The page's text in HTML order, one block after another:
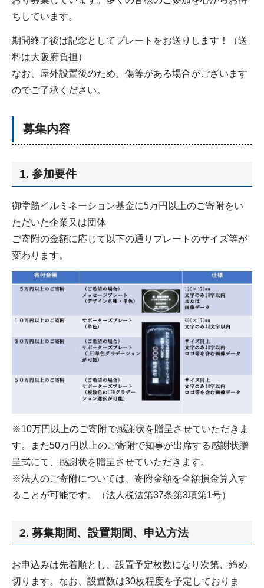
ちしています。
期間終了後は記念としてプレートをお送りします！（送
料は大阪府負担）
なお、屋外設置後のため、傷等がある場合がございます
のでご了承ください。
募集内容
1. 参加要件
御堂筋イルミネーション基金に5万円以上のご寄附をい
ただいた企業又は団体
ご寄附の金額に応じて以下の通りプレートのサイズ等が
変わります。
※10万円以上のご寄附で感謝状を贈呈させていただきま
す。また50万円以上のご寄附で知事が出席する感謝状贈
呈式にて、感謝状を贈呈させていただきます。
※法人のご寄附については、寄附金額を全額損金算入す
ることが可能です。（法人税法第37条第3項第1号）
2. 募集期間、設置期間、申込方法
お申込みは先着順とし、設置予定枚数になり次第、締め
切ります。なお、設置数は30枚程度を予定しておりま